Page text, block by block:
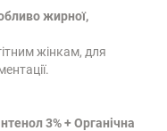
жирної,
жінкам, для
3% + Органічна